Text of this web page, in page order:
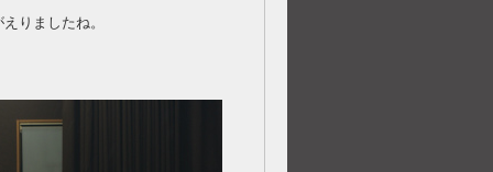
りましたね。